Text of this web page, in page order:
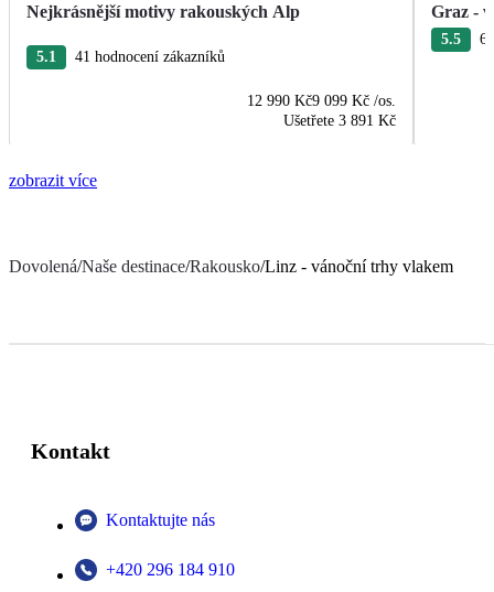
Nejkrásnější motivy rakouských Alp
5.1 41 hodnocení zákazníků
12 990 Kč9 099 Kč /os.
Ušetřete 3 891 Kč
Graz -
5.5 6
zobrazit více
Dovolená/Naše destinace/Rakousko/Linz - vánoční trhy vlakem
Kontakt
Kontaktujte nás
+420 296 184 910